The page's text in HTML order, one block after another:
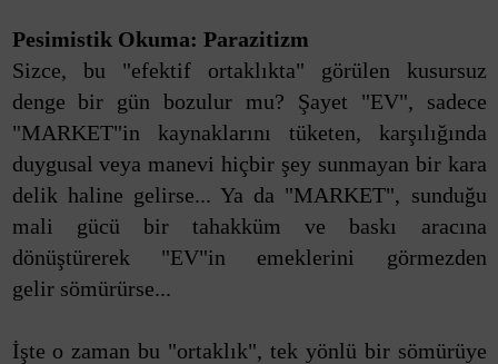
Pesimistik Okuma: Parazitizm
Sizce, bu "efektif ortaklıkta" görülen kusursuz
denge bir gün bozulur mu? Şayet "EV", sadece
"MARKET"in kaynaklarını tüketen, karşılığında
duygusal veya manevi hiçbir şey sunmayan bir kara
delik haline gelirse... Ya da "MARKET", sunduğu
mali gücü bir tahakküm ve baskı aracına
dönüştürerek "EV"in emeklerini görmezden
gelir sömürürse...
İşte o zaman bu "ortaklık", tek yönlü bir sömürüye